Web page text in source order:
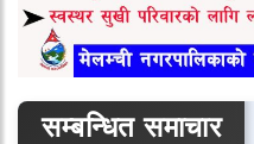
सम्बन्धित समाचार